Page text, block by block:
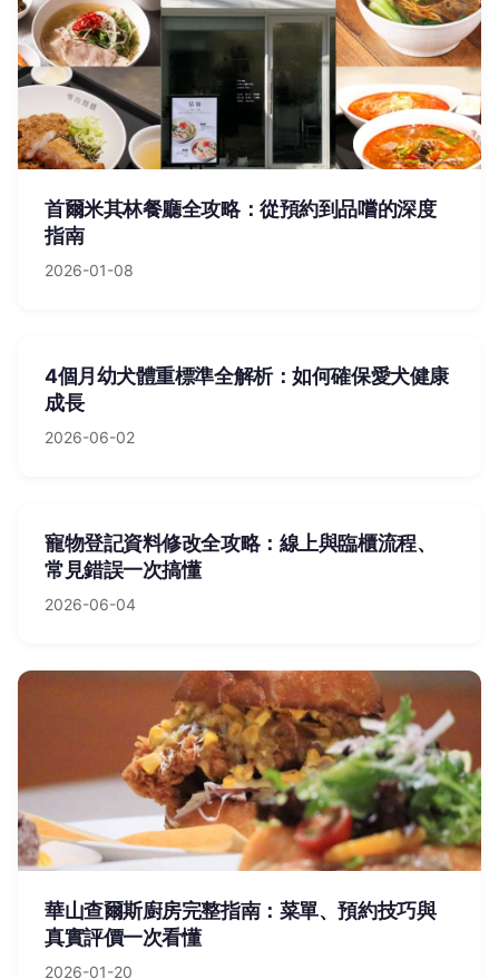
首爾米其林餐廳全攻略：從預約到品嚐的深度
指南
2026-01-08
4個月幼犬體重標準全解析：如何確保愛犬健康
成長
2026-06-02
寵物登記資料修改全攻略：線上與臨櫃流程、
常見錯誤一次搞懂
2026-06-04
華山查爾斯廚房完整指南：菜單、預約技巧與
真實評價一次看懂
2026-01-20